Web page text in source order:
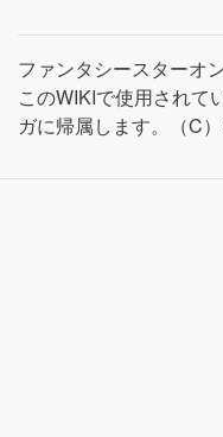
ファンタシースターオ
このWIKIで使用されて
ガに帰属します。（C